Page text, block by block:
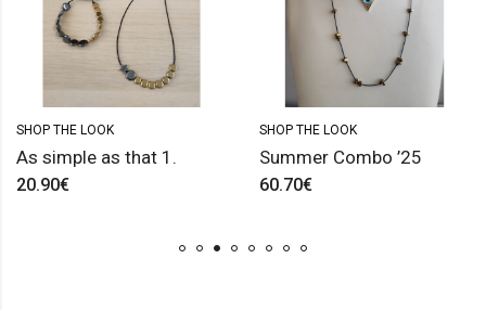
SHOP THE LOOK
As simple as that 1.
20.90€
SHOP THE LOOK
Summer Combo ’25
60.70€